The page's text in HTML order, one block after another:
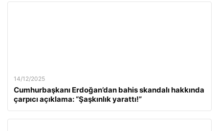
14/12/2025
Cumhurbaşkanı Erdoğan’dan bahis skandalı hakkında
çarpıcı açıklama: “Şaşkınlık yarattı!”